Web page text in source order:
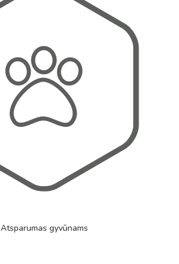
Atsparumas gyvūnams